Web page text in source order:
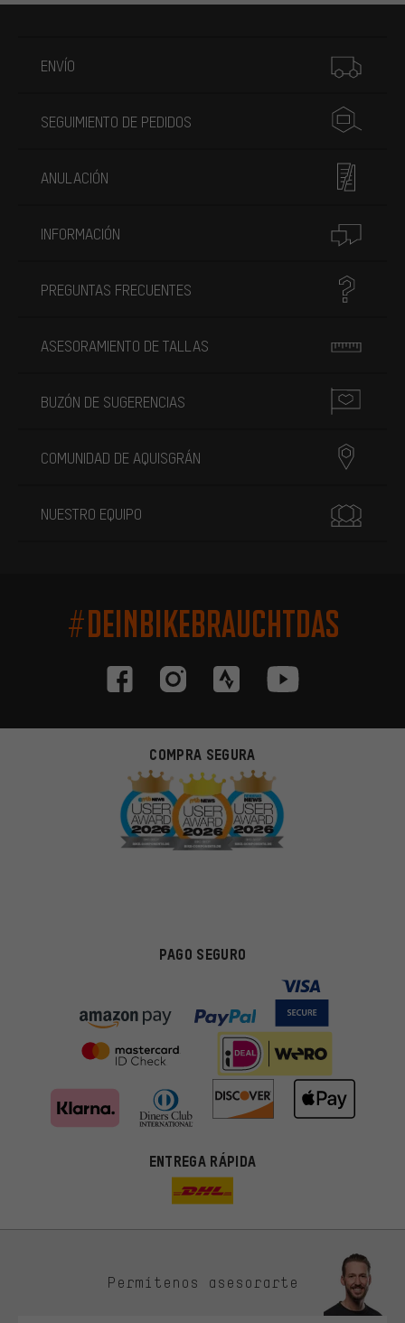
ENVÍO
SEGUIMIENTO DE PEDIDOS
ANULACIÓN
INFORMACIÓN
PREGUNTAS FRECUENTES
ASESORAMIENTO DE TALLAS
BUZÓN DE SUGERENCIAS
COMUNIDAD DE AQUISGRÁN
NUESTRO EQUIPO
#DEINBIKEBRAUCHTDAS
COMPRA SEGURA
PAGO SEGURO
ENTREGA RÁPIDA
Permítenos asesorarte